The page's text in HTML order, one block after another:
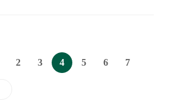
2 3 4 5 6 7